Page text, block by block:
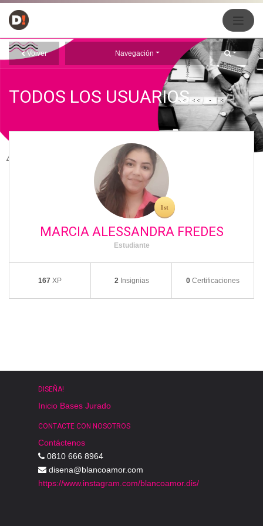
Volver Navegación
TODOS LOS USUARIOS
MARCIA ALESSANDRA FREDES
Estudiante
167 XP 2 Insignias 0 Certificaciones
DISEÑA!
Inicio Bases Jurado
CONTACTE CON NOSOTROS
Contáctenos
0810 666 8964
disena@blancoamor.com
https://www.instagram.com/blancoamor.dis/